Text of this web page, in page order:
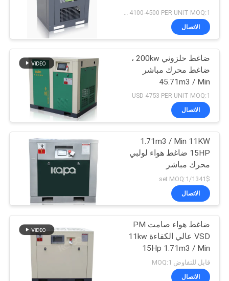
اتصل
بنا
أخبار
خريطة
الموقع
PRIVACY
POLICY
الاتصال
ضاغط حلزوني 200kw ،
ضاغط محرك مباشر
45.71m3 / Min
USD 4753 PER UNIT MOQ:1
الاتصال
1.71m3 / Min 11KW
15HP ضاغط هواء لولبي
محرك مباشر
1341$/set MOQ:1
الاتصال
ضاغط هواء صامت PM
VSD عالي الكفاءة 11kw
15Hp 1.71m3 / Min
قابل للتفاوض MOQ:1
الاتصال